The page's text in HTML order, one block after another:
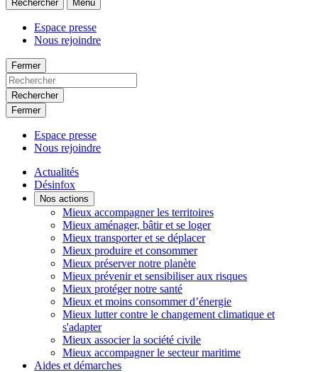
Rechercher Menu
Espace presse
Nous rejoindre
Fermer
Rechercher
Fermer
Espace presse
Nous rejoindre
Actualités
Désinfox
Nos actions
Mieux accompagner les territoires
Mieux aménager, bâtir et se loger
Mieux transporter et se déplacer
Mieux produire et consommer
Mieux préserver notre planète
Mieux prévenir et sensibiliser aux risques
Mieux protéger notre santé
Mieux et moins consommer d’énergie
Mieux lutter contre le changement climatique et
s'adapter
Mieux associer la société civile
Mieux accompagner le secteur maritime
Aides et démarches